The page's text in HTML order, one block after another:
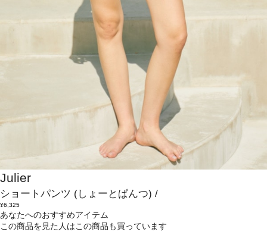
Julier
ショートパンツ (しょーとぱんつ) /
¥6,325
あなたへのおすすめアイテム
この商品を見た人はこの商品も買っています